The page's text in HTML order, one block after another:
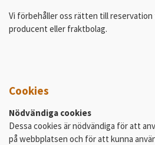
Vi förbehåller oss rätten till reservation
producent eller fraktbolag.
Cookies
Nödvändiga cookies
Dessa cookies är nödvändiga för att
på webbplatsen och för att kunna